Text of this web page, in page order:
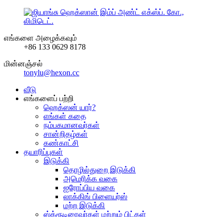
எங்களை அழைக்கவும்
+86 133 0629 8178
மின்னஞ்சல்
tonylu@hexon.cc
வீடு
எங்களைப் பற்றி
ஹெக்ஸன் யார்?
எங்கள் கதை
நம்பகமானவர்கள்
சான்றிதழ்கள்
கண்காட்சி
தயாரிப்புகள்
இடுக்கி
தொழில்துறை இடுக்கி
அமெரிக்க வகை
ஐரோப்பிய வகை
லாக்கிங் பிளையர்ஸ்
மற்ற இடுக்கி
ஸ்க்ரூடிரைவர்கள் மற்றும் பிட்கள்